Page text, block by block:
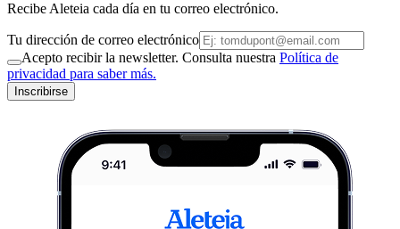
Recibe Aleteia cada día en tu correo electrónico.
Tu dirección de correo electrónico
Acepto recibir la newsletter. Consulta nuestra Política de
privacidad para saber más.
Inscribirse